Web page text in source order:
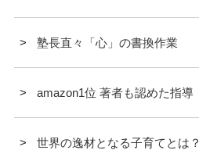
塾長直々「心」の書換作業
amazon1位 著者も認めた指導
世界の逸材となる子育てとは？